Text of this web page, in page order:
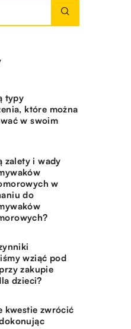
typy
które można
w swoim
zalety i wady
w
do
wziąć pod
zakupie
dzieci?
kwestie zwrócić